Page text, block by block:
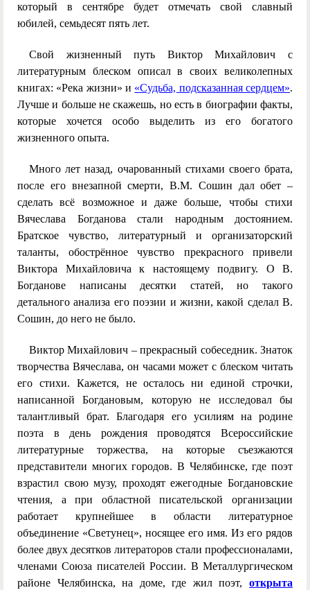
который в сентябре будет отмечать свой славный
юбилей, семьдесят пять лет.
Свой жизненный путь Виктор Михайлович с
литературным блеском описал в своих великолепных
книгах: «Река жизни» и «Судьба, подсказанная сердцем».
Лучше и больше не скажешь, но есть в биографии факты,
которые хочется особо выделить из его богатого
жизненного опыта.
Много лет назад, очарованный стихами своего брата,
после его внезапной смерти, В.М. Сошин дал обет –
сделать всё возможное и даже больше, чтобы стихи
Вячеслава Богданова стали народным достоянием.
Братское чувство, литературный и организаторский
таланты, обострённое чувство прекрасного привели
Виктора Михайловича к настоящему подвигу. О В.
Богданове написаны десятки статей, но такого
детального анализа его поэзии и жизни, какой сделал В.
Сошин, до него не было.
Виктор Михайлович – прекрасный собеседник. Знаток
творчества Вячеслава, он часами может с блеском читать
его стихи. Кажется, не осталось ни единой строчки,
написанной Богдановым, которую не исследовал бы
талантливый брат. Благодаря его усилиям на родине
поэта в день рождения проводятся Всероссийские
литературные торжества, на которые съезжаются
представители многих городов. В Челябинске, где поэт
взрастил свою музу, проходят ежегодные Богдановские
чтения, а при областной писательской организации
работает крупнейшее в области литературное
объединение «Светунец», носящее его имя. Из его рядов
более двух десятков литераторов стали профессионалами,
членами Союза писателей России. В Металлургическом
районе Челябинска, на доме, где жил поэт, открыта